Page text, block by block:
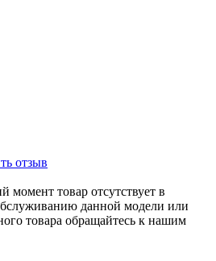
отзыв
товар отсутствует в
данной модели или
товара обращайтесь к нашим